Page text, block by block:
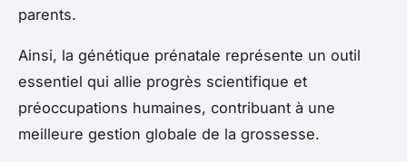
parents.
Ainsi, la génétique prénatale représente un outil
essentiel qui allie progrès scientifique et
préoccupations humaines, contribuant à une
meilleure gestion globale de la grossesse.